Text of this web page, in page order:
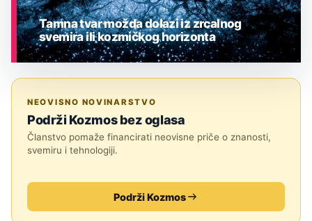
Tamna tvar možda dolazi iz zrcalnog
svemira ili kozmičkog horizonta
NEOVISNO NOVINARSTVO
Podrži Kozmos bez oglasa
Članstvo pomaže financirati neovisne priče o znanosti,
svemiru i tehnologiji.
Podrži Kozmos